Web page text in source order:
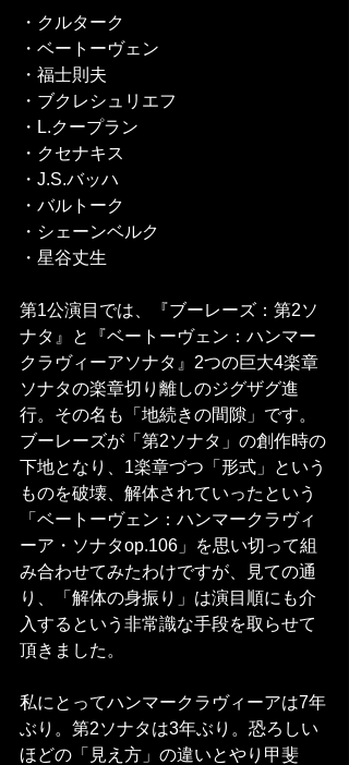
・クルターク
・ベートーヴェン
・福士則夫
・ブクレシュリエフ
・L.クープラン
・クセナキス
・J.S.バッハ
・バルトーク
・シェーンベルク
・星谷丈生
第1公演目では、『ブーレーズ：第2ソ
ナタ』と『ベートーヴェン：ハンマー
クラヴィーアソナタ』2つの巨大4楽章
ソナタの楽章切り離しのジグザグ進
行。その名も「地続きの間隙」です。
ブーレーズが「第2ソナタ」の創作時の
下地となり、1楽章づつ「形式」という
ものを破壊、解体されていったという
「ベートーヴェン：ハンマークラヴィ
ーア・ソナタop.106」を思い切って組
み合わせてみたわけですが、見ての通
り、「解体の身振り」は演目順にも介
入するという非常識な手段を取らせて
頂きました。
私にとってハンマークラヴィーアは7年
ぶり。第2ソナタは3年ぶり。恐ろしい
ほどの「見え方」の違いとやり甲斐